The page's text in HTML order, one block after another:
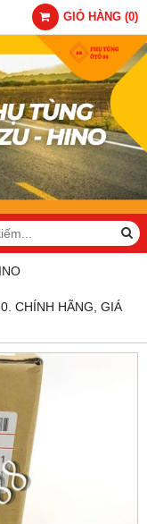
GIỎ HÀNG (0)
CHÍNH HÃNG, GIÁ